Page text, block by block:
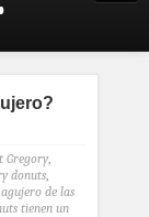
Gregory,
donuts,
de las
tienen un